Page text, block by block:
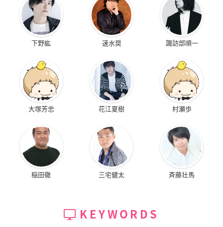
下野紘 速水奨 諏訪部順一
大塚芳忠 花江夏樹 村瀬歩
稲田徹 三宅健太 斉藤壮馬
KEYWORDS